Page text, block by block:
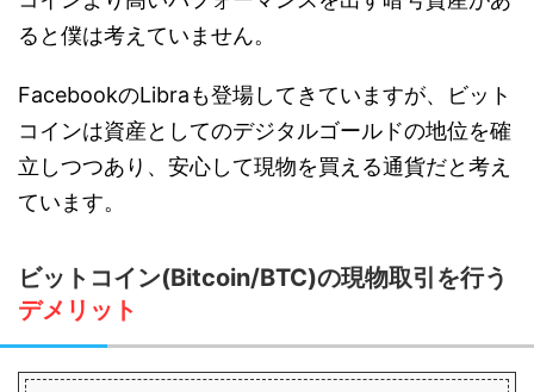
ると僕は考えていません。
FacebookのLibraも登場してきていますが、ビット
コインは資産としてのデジタルゴールドの地位を確
立しつつあり、安心して現物を買える通貨だと考え
ています。
ビットコイン(Bitcoin/BTC)の現物取引を行う
デメリット